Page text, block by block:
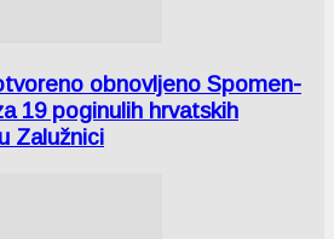
obnovljeno Spomen-
19 poginulih hrvatskih
Zalužnici